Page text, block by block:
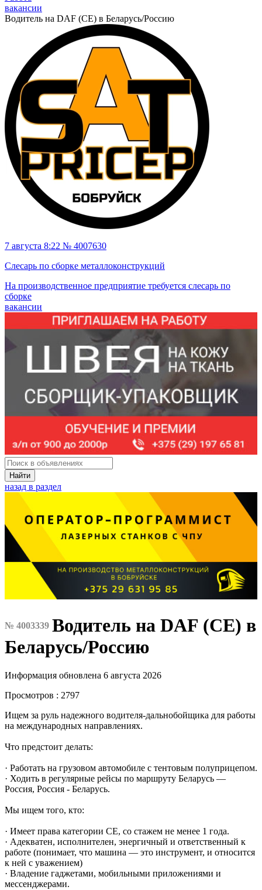
вакансии
Водитель на DAF (CE) в Беларусь/Россию
7 августа 8:22 № 4007630
Слесарь по сборке металлоконструкций
На производственное предприятие требуется слесарь по
сборке
вакансии
Найти
назад в раздел
№ 4003339 Водитель на DAF (CE) в
Беларусь/Россию
Информация обновлена 6 августа 2026
Просмотров : 2797
Ищем за руль надежного водителя-дальнобойщика для работы
на международных направлениях.
Что предстоит делать:
· Работать на грузовом автомобиле с тентовым полуприцепом.
· Ходить в регулярные рейсы по маршруту Беларусь —
Россия, Россия - Беларусь.
Мы ищем того, кто:
· Имеет права категории CE, со стажем не менее 1 года.
· Адекватен, исполнителен, энергичный и ответственный к
работе (понимает, что машина — это инструмент, и относится
к ней с уважением)
· Владение гаджетами, мобильными приложениями и
мессенджерами.